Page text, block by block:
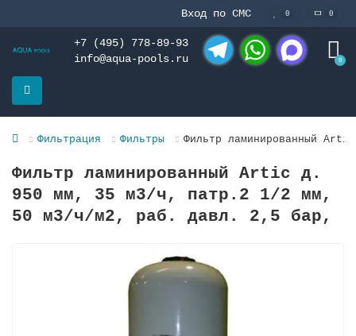
Вход по СМС 0 0
+7 (495) 778-89-93
info@aqua-pools.ru
0
Фильтрация Фильтры Фильтр ламинированный
Фильтр ламинированный Artic д.
950 мм, 35 м3/ч, патр.2 1/2 мм,
50 м3/ч/м2, раб. давл. 2,5 бар,